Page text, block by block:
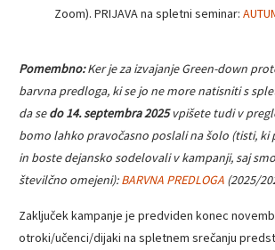
Zoom). PRIJAVA na spletni seminar:
Pomembno:Ker je za izvajanje Green-down
barvna predloga, ki se jo ne more natisniti s
da sedo 14. septembra 2025vpišete tudi v
bomo lahko pravočasno poslali na šolo (tisti, ki
in boste dejansko sodelovali v kampanji, saj
številčno omejeni):BARVNA PREDLOGA (2025/
Zaključek kampanje je predviden konec
otroki/učenci/dijaki na spletnem srečanju